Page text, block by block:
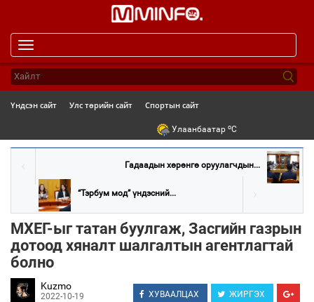
navigation
Үндсэн сайт Улс төрийн сайт Спортын сайт
Улаанбаатар oC
Гадаадын хөрөнгө оруулагчдын...
“Тэрбум мод” үндэсний...
МХЕГ-ыг татан буулгаж, Засгийн газрын
дотоод хяналт шалгалтын агентлагтай
болно
Kuzmo
2022-10-19 ХУВААЛЦАХ ЖИРГЭХ